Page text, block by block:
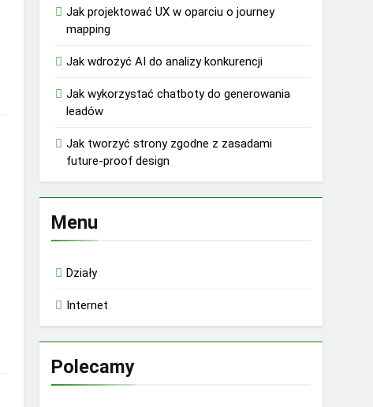
Jak projektować UX w oparciu o journey
mapping
Jak wdrożyć AI do analizy konkurencji
Jak wykorzystać chatboty do generowania
leadów
Jak tworzyć strony zgodne z zasadami
future-proof design
Menu
Działy
Internet
Polecamy